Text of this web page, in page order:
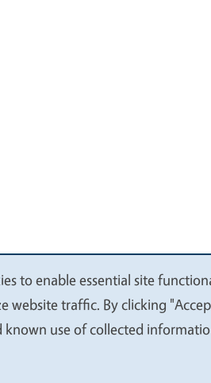
to enable essential site
website traffic. By clicking
known use of collected